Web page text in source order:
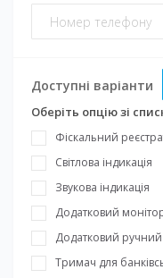
Доступні варіанти
Оберіть опцію зі
Фіскальний
Світлова індикація
Звукова індикація
Додатковий
Додатковий
Тримач для